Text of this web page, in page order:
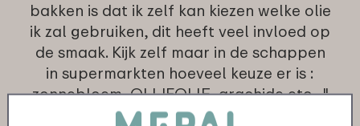
bakken is dat ik zelf kan kiezen welke olie
ik zal gebruiken, dit heeft veel invloed op
de smaak. Kijk zelf maar in de schappen
in supermarkten hoeveel keuze er is :
zonnebloem, OLIJFOLIE, arachide etc...."
★★ ★★★
★★ ★★★